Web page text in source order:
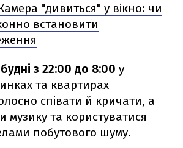
"дивиться" у вікно: чи
встановити
з 22:00 до 8:00 у
та квартирах
співати й кричати, а
музику та користуватися
побутового шуму.